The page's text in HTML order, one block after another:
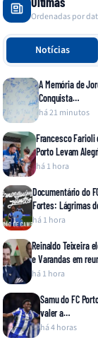
Ordenadas por
Notícias
A Memória de
Conquista…
há 21 minutos
Francesco Farioli
Porto Levam
há 1 hora
Documentário do
Fortes: Lágrimas
há 1 hora
Reinaldo Teixeira
e Varandas em
há 1 hora
Samu do FC
valer a…
há 4 horas